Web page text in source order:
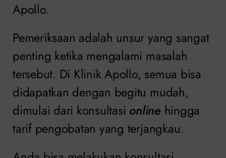
Apollo.
Pemeriksaan adalah unsur yang sangat
penting ketika mengalami masalah
tersebut. Di Klinik Apollo, semua bisa
didapatkan dengan begitu mudah,
dimulai dari konsultasi online hingga
tarif pengobatan yang terjangkau.